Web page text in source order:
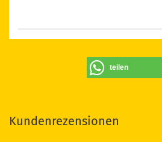
teilen
Kundenrezensionen